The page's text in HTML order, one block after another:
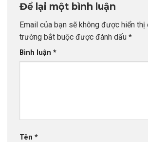
Để lại một bình luận
Email của bạn sẽ không được hiển thị
trường bắt buộc được đánh dấu *
Bình luận *
Tên *